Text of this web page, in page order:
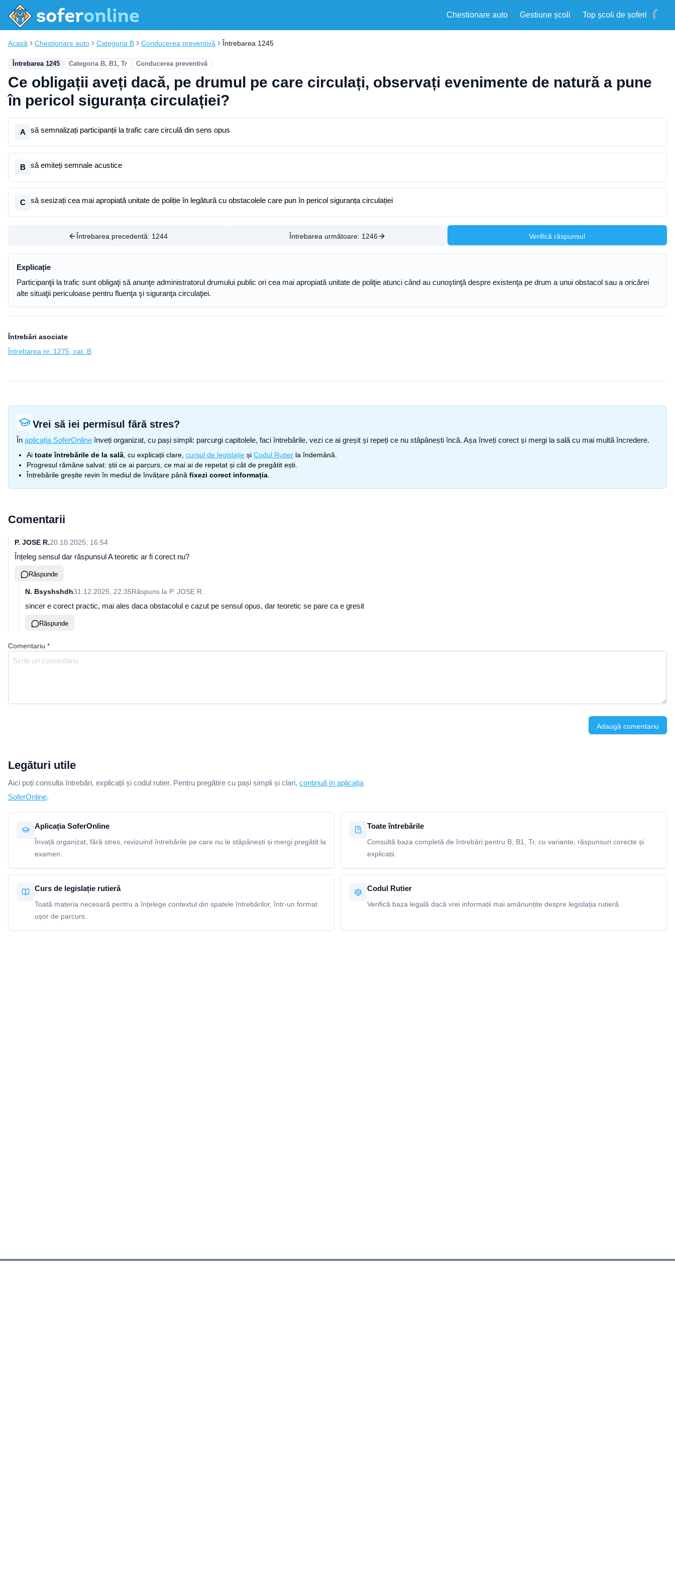
Chestionare auto Gestiune școli Top școli de șoferi
Acasă Chestionare auto Categoria B Conducerea preventivă Întrebarea 1245
Întrebarea 1245 Categoria B, B1, Tr Conducerea preventivă
Ce obligații aveți dacă, pe drumul pe care circulați, observați evenimente de natură a pune
în pericol siguranța circulației?
A să semnalizați participanții la trafic care circulă din sens opus
B să emiteți semnale acustice
C să sesizați cea mai apropiată unitate de poliție în legătură cu obstacolele care pun în pericol siguranța circulației
Întrebarea precedentă: 1244 Întrebarea următoare: 1246 Verifică răspunsul
Explicație
Participanţii la trafic sunt obligaţi să anunţe administratorul drumului public ori cea mai apropiată unitate de poliţie atunci când au cunoştinţă despre existenţa pe drum a unui obstacol sau a oricărei
alte situaţii periculoase pentru fluenţa şi siguranţa circulaţiei.
Întrebări asociate
Întrebarea nr. 1275, cat. B
Vrei să iei permisul fără stres?
În aplicația SoferOnline înveți organizat, cu pași simpli: parcurgi capitolele, faci întrebările, vezi ce ai greșit și repeți ce nu stăpânești încă. Așa înveți corect și mergi la sală cu mai multă încredere.
Ai toate întrebările de la sală , cu explicații clare, cursul de legislație și Codul Rutier la îndemână.
Progresul rămâne salvat: știi ce ai parcurs, ce mai ai de repetat și cât de pregătit ești.
Întrebările greșite revin în mediul de învățare până fixezi corect informația
Comentarii
P. JOSE R.20.10.2025, 16:54
Înțeleg sensul dar răspunsul A teoretic ar fi corect nu?
Răspunde
N. Bsyshshdh31.12.2025, 22:35Răspuns la P. JOSE R.
sincer e corect practic, mai ales daca obstacolul e cazut pe sensul opus, dar teoretic se pare ca e gresit
Răspunde
Comentariu *
Adaugă comentariu
Legături utile
Aici poți consulta întrebări, explicații și codul rutier. Pentru pregătire cu pași simpli și clari, continuă în aplicația
SoferOnline.
Aplicația SoferOnline
Învață organizat, fără stres, revizuind întrebările pe care nu le stăpânești și mergi pregătit la
examen.
Toate întrebările
Consultă baza completă de întrebări pentru B, B1, Tr, cu variante, răspunsuri corecte și
explicații.
Curs de legislație rutieră
Toată materia necesară pentru a înțelege contextul din spatele întrebărilor, într-un format
ușor de parcurs.
Codul Rutier
Verifică baza legală dacă vrei informații mai amănunțite despre legislația rutieră.